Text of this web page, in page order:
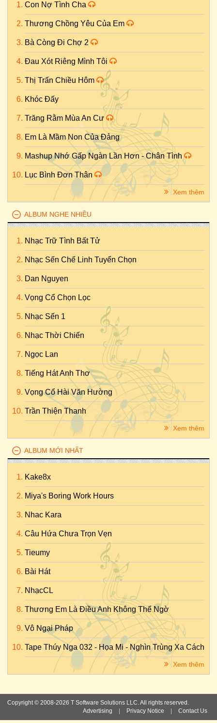
Con Nợ Tình Cha
Thương Chồng Yêu Của Em
Bà Còng Đi Chợ 2
Đau Xót Riêng Mình Tôi
Thị Trấn Chiều Hôm
Khóc Đấy
Trăng Rằm Mùa An Cư
Em Là Mầm Non Của Đảng
Mashup Nhớ Gấp Ngàn Lần Hơn - Chân Tình
Lục Bình Đơn Thân
Xem thêm
ALBUM NGHE NHIỀU
Nhạc Trữ Tình Bất Tử
Nhạc Sến Chế Linh Tuyển Chọn
Dan Nguyen
Vọng Cổ Chọn Lọc
Nhạc Sến 1
Nhạc Thời Chiến
Ngọc Lan
Tiếng Hát Anh Thơ
Vọng Cổ Hài Văn Hường
Trần Thiện Thanh
Xem thêm
ALBUM MỚI NHẤT
Kake8x
Miya's Boring Work Hours
Nhac Kara
Câu Hứa Chưa Trọn Vẹn
Tieumy
Bài Hát
NhạcCL
Thương Em Là Điều Anh Không Thể Ngờ
Vô Ngại Pháp
Tape Thúy Nga 032 - Họa Mi - Nghìn Trùng Xa Cách
Xem thêm
Copyright © 2008-2026 T Software Solutions LLC. All rights reserved.
Advertising
Privacy Notice Contact Us